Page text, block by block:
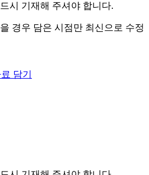
시 기재해 주셔야 합니다.
경우 담은 시점만 최신으로 수정
담기